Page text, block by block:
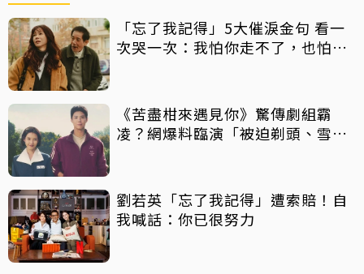
「忘了我記得」5大催淚金句 看一
次哭一次：我怕你走不了，也怕你
《苦盡柑來遇見你》驚傳劇組霸
凌？網爆料臨演「被迫剃頭、雪中
劉若英「忘了我記得」遭索賠！自
我喊話：你已很努力